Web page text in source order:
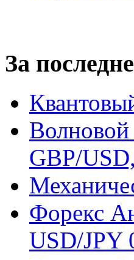
За
GBP/
Форекс
USD/JPY